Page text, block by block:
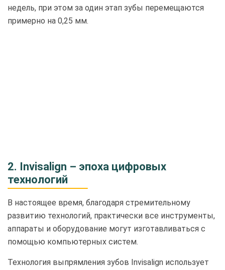
недель, при этом за один этап зубы перемещаются
примерно на 0,25 мм.
2. Invisalign – эпоха цифровых
технологий
В настоящее время, благодаря стремительному
развитию технологий, практически все инструменты,
аппараты и оборудование могут изготавливаться с
помощью компьютерных систем.
Технология выпрямления зубов Invisalign использует